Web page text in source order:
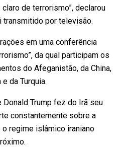
de terrorismo”, declarou
transmitido por televisão.
em uma conferência
da qual participam os
do Afeganistão, da China,
da Turquia.
Donald Trump fez do Irã seu
constantemente sobre a
o regime islâmico iraniano